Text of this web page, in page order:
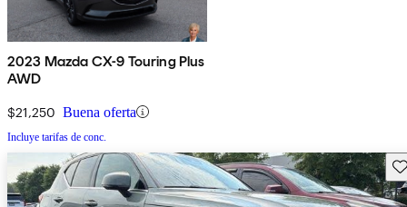
2023 Mazda CX-9 Touring Plus
AWD
$21,250 Buena oferta
Incluye tarifas de conc.